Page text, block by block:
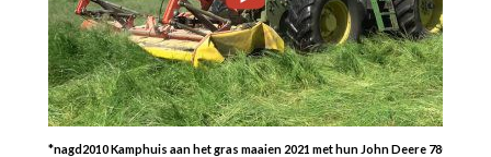
*nagd2010 Kamphuis aan het gras maaien 2021 met hun John Deere 7800 en